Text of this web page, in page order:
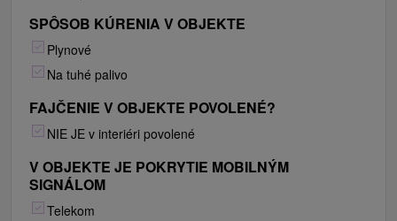
SPÔSOB KÚRENIA V OBJEKTE
Plynové
Na tuhé palivo
FAJČENIE V OBJEKTE POVOLENÉ?
NIE JE v interiéri povolené
V OBJEKTE JE POKRYTIE MOBILNÝM
SIGNÁLOM
Telekom